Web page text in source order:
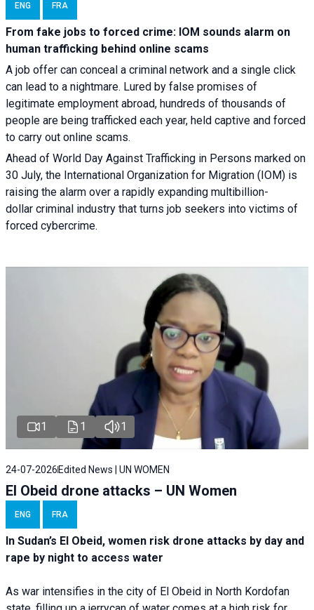
ENG FRA
From fake jobs to forced crime: IOM sounds alarm on
human trafficking behind online scams
A job offer can conceal a criminal network and a single click
can lead to a nightmare. Lured by false promises of
legitimate employment abroad, hundreds of thousands of
people are being trafficked each year, held captive and forced
to carry out online scams.
Ahead of World Day Against Trafficking in Persons marked on
30 July, the International Organization for Migration (IOM) is
raising the alarm over a rapidly expanding multibillion-
dollar criminal industry that turns job seekers into victims of
forced cybercrime.
1 1 1
24-07-2026Edited News | UN WOMEN
El Obeid drone attacks – UN Women
ENG FRA
In Sudan’s El Obeid, women risk drone attacks by day and
rape by night to access water
As war intensifies in the city of El Obeid in North Kordofan